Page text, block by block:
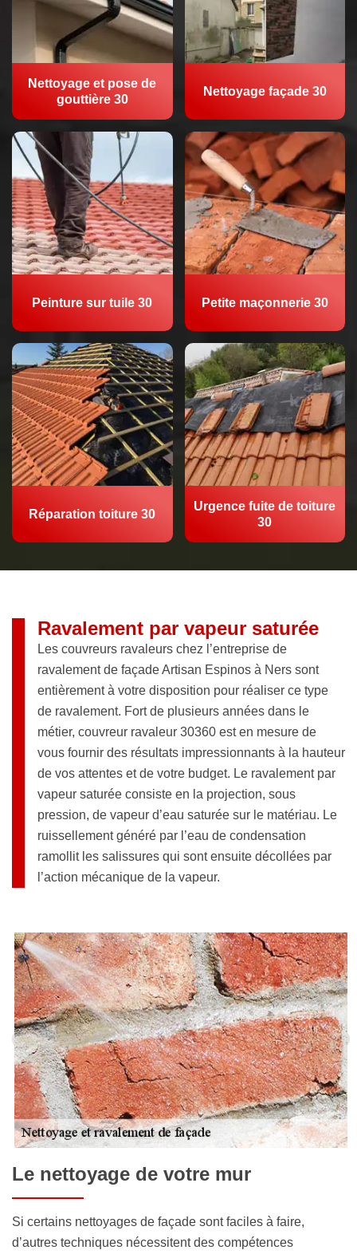
Nettoyage et pose de
gouttière 30
Nettoyage façade 30
Peinture sur tuile 30 Petite maçonnerie 30
Réparation toiture 30
Urgence fuite de toiture
30
Ravalement par vapeur saturée
Les couvreurs ravaleurs chez l’entreprise de
ravalement de façade Artisan Espinos à Ners sont
entièrement à votre disposition pour réaliser ce type
de ravalement. Fort de plusieurs années dans le
métier, couvreur ravaleur 30360 est en mesure de
vous fournir des résultats impressionnants à la hauteur
de vos attentes et de votre budget. Le ravalement par
vapeur saturée consiste en la projection, sous
pression, de vapeur d’eau saturée sur le matériau. Le
ruissellement généré par l’eau de condensation
ramollit les salissures qui sont ensuite décollées par
l’action mécanique de la vapeur.
Le nettoyage de votre mur
Si certains nettoyages de façade sont faciles à faire,
d’autres techniques nécessitent des compétences